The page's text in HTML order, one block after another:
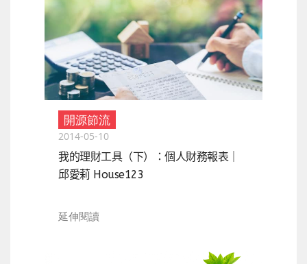
開源節流
2014-05-10
我的理財工具（下）：個人財務報表｜
邱愛莉 House123
延伸閱讀